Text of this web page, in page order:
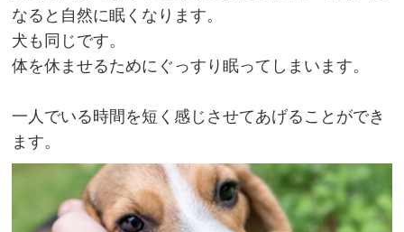
なると自然に眠くなります。
犬も同じです。
体を休ませるためにぐっすり眠ってしまいます。
一人でいる時間を短く感じさせてあげることができ
ます。